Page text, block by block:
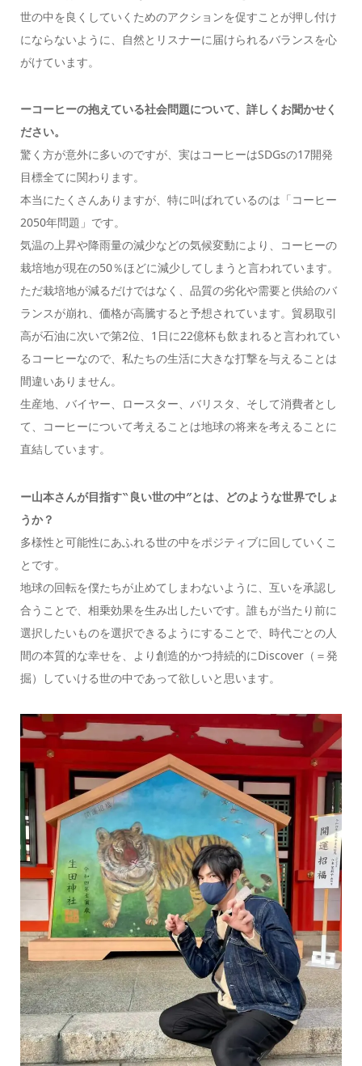
世の中を良くしていくためのアクションを促すことが押し付け
にならないように、自然とリスナーに届けられるバランスを心
がけています。
ーコーヒーの抱えている社会問題について、詳しくお聞かせく
ださい。
驚く方が意外に多いのですが、実はコーヒーはSDGsの17開発
目標全てに関わります。
本当にたくさんありますが、特に叫ばれているのは「コーヒー
2050年問題」です。
気温の上昇や降雨量の減少などの気候変動により、コーヒーの
栽培地が現在の50％ほどに減少してしまうと言われています。
ただ栽培地が減るだけではなく、品質の劣化や需要と供給のバ
ランスが崩れ、価格が高騰すると予想されています。貿易取引
高が石油に次いで第2位、1日に22億杯も飲まれると言われてい
るコーヒーなので、私たちの生活に大きな打撃を与えることは
間違いありません。
生産地、バイヤー、ロースター、バリスタ、そして消費者とし
て、コーヒーについて考えることは地球の将来を考えることに
直結しています。
ー山本さんが目指す‶良い世の中″とは、どのような世界でしょ
うか？
多様性と可能性にあふれる世の中をポジティブに回していくこ
とです。
地球の回転を僕たちが止めてしまわないように、互いを承認し
合うことで、相乗効果を生み出したいです。誰もが当たり前に
選択したいものを選択できるようにすることで、時代ごとの人
間の本質的な幸せを、より創造的かつ持続的にDiscover（＝発
掘）していける世の中であって欲しいと思います。